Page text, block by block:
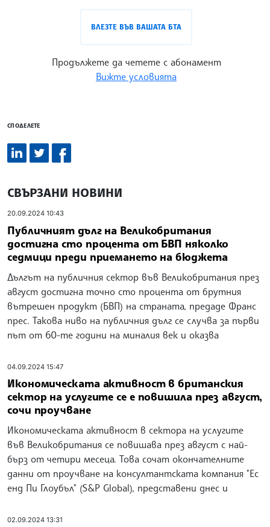
ВЛЕЗТЕ ВЪВ ВАШАТА БТА
Продължете да четете с абонамент
Вижте условията
СПОДЕЛЕТЕ
СВЪРЗАНИ НОВИНИ
20.09.2024 10:43
Публичният дълг на Великобритания
достигна сто процента от БВП няколко
седмици преди приемането на бюджета
Дългът на публичния сектор във Великобритания през
август достигна точно сто процента от брутния
вътрешен продукт (БВП) на страната, предаде Франс
прес. Такова ниво на публичния дълг се случва за първи
път от 60-те години на миналия век и оказва
04.09.2024 15:47
Икономическата активност в британския
сектор на услугите се е повишила през август,
сочи проучване
Икономическата активност в сектора на услугите
във Великобритания се повишава през август с най-
бърз от четири месеца. Това сочат окончателните
данни от проучване на консултантската компания "Ес
енд Пи Глоубъл" (S&P Global), представени днес и
02.09.2024 13:31